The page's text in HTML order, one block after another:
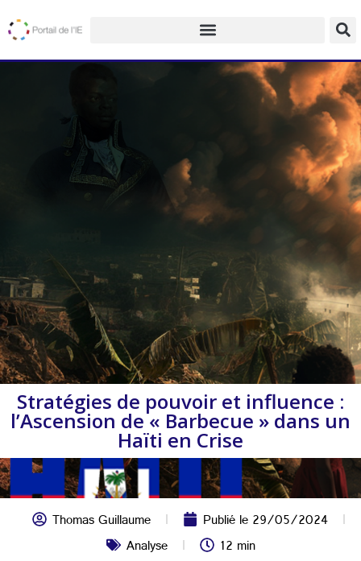
Stratégies de pouvoir et influence :
l’Ascension de « Barbecue » dans un
Haïti en Crise
Thomas Guillaume Publié le29/05/2024
Analyse
12 min